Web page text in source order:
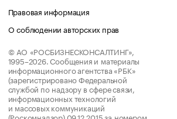
Правовая информация
О соблюдении авторских прав
© АО «РОСБИЗНЕСКОНСАЛТИНГ»,
1995–2026. Сообщения и материалы
информационного агентства «РБК»
(зарегистрировано Федеральной
службой по надзору в сфере связи,
информационных технологий
и массовых коммуникаций
(Роскомнадзор) 09.12.2015 за номером